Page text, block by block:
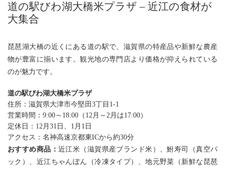
道の駅びわ湖大橋米プラザ – 近江の食材が
大集合
琵琶湖大橋の近くにある道の駅で、滋賀県の特産品や新鮮な農産
物が豊富に揃います。観光地の専門店より価格が抑えられている
のが魅力です。
道の駅びわ湖大橋米プラザ
住所：滋賀県大津市今堅田3丁目1-1
営業時間：9:00～18:00（12月～2月は17:00）
定休日：12月31日、1月1日
アクセス：名神高速京都東ICから約30分
おすすめ商品： 近江米（滋賀県産ブランド米）、鮒寿司（真空パ
ック）、近江ちゃんぽん（冷凍タイプ）、地元野菜（新鮮な琵琶